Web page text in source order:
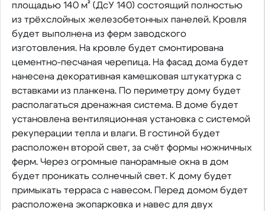
площадью 140 м² (ДсУ 140) состоящий полностью
из трёхслойных железобетонных панелей. Кровля
будет выполнена из ферм заводского
изготовления. На кровле будет смонтирована
цементно-песчаная черепица. На фасад дома будет
нанесена декоративная камешковая штукатурка с
вставками из планкена. По периметру дому будет
располагаться дренажная система. В доме будет
установлена вентиляционная установка с системой
рекуперации тепла и влаги. В гостиной будет
расположен второй свет, за счёт формы ножничных
ферм. Через огромные панорамные окна в дом
будет проникать солнечный свет. К дому будет
примыкать терраса с навесом. Перед домом будет
расположена экопарковка и навес для двух